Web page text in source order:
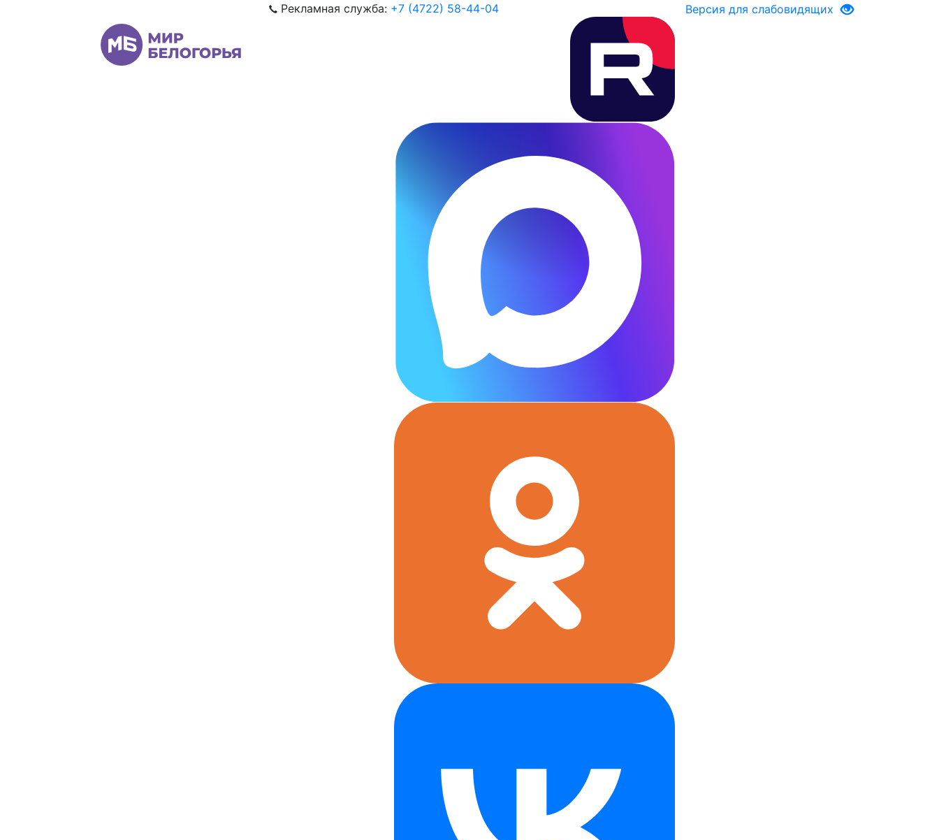
Рекламная служба: +7 (4722) 58-44-04 Версия для слабовидящих